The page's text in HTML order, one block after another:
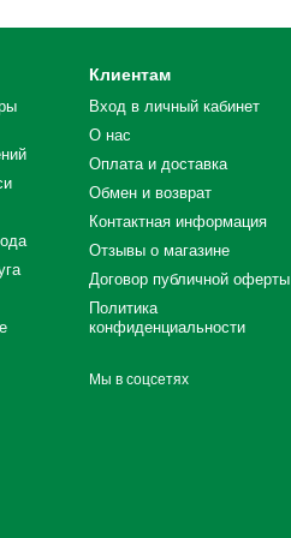
Клиентам
Вход в личный кабинет
О нас
Оплата и доставка
Обмен и возврат
Контактная информация
Отзывы о магазине
Договор публичной оферты
Политика
конфиденциальности
Мы в соцсетях